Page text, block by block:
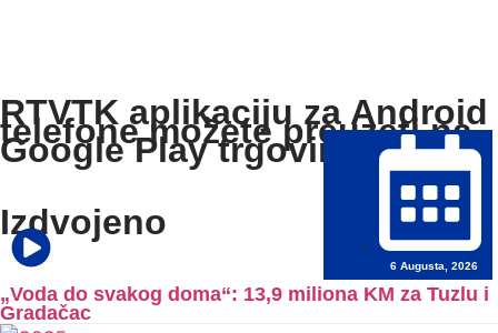
RTVTK aplikaciju za Android
telefone možete preuzeti na
Google Play trgovini:
Izdvojeno
6 Augusta, 2026
„Voda do svakog doma“: 13,9 miliona KM za Tuzlu i
Gradačac